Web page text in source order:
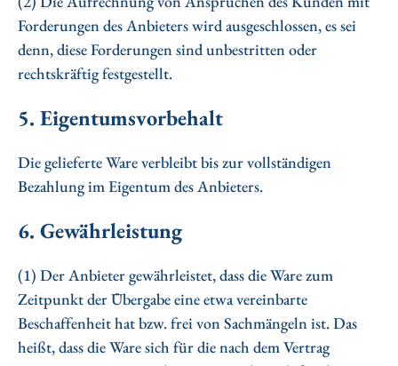
Forderungen des Anbieters wird ausgeschlossen, es sei
denn, diese Forderungen sind unbestritten oder
rechtskräftig festgestellt.
5. Eigentumsvorbehalt
Die gelieferte Ware verbleibt bis zur vollständigen
Bezahlung im Eigentum des Anbieters.
6. Gewährleistung
(1) Der Anbieter gewährleistet, dass die Ware zum
Zeitpunkt der Übergabe eine etwa vereinbarte
Beschaffenheit hat bzw. frei von Sachmängeln ist. Das
heißt, dass die Ware sich für die nach dem Vertrag